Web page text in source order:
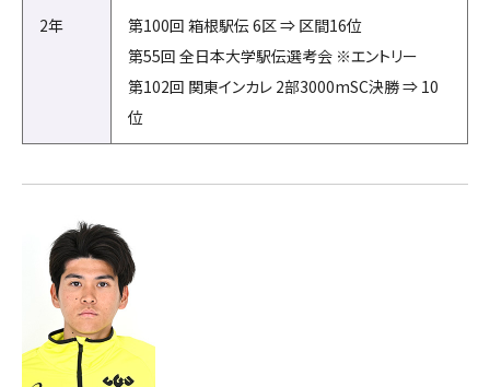
2年
第100回 箱根駅伝 6区 ⇒ 区間16位
第55回 全日本大学駅伝選考会 ※エントリー
第102回 関東インカレ 2部3000mSC決勝 ⇒ 10
位